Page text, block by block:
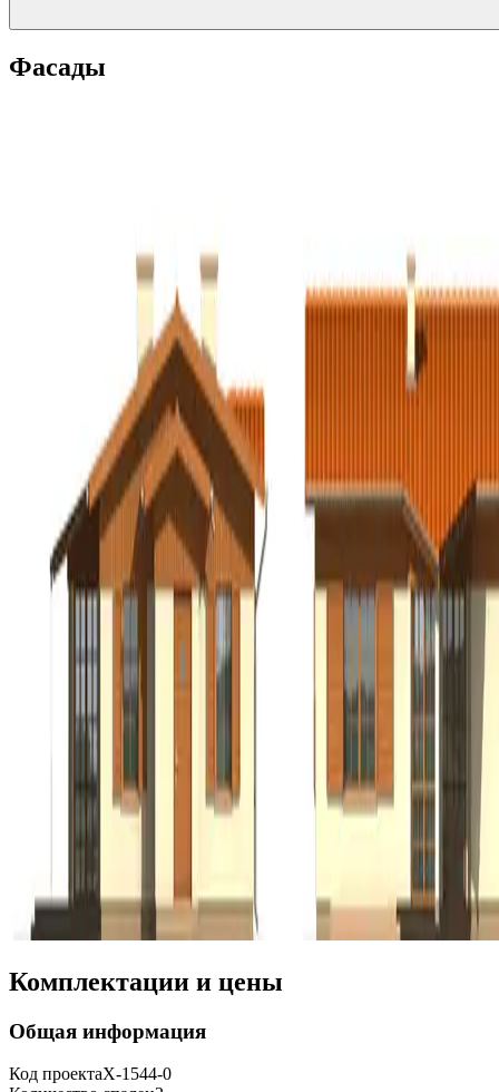
Фасады
Комплектации и цены
Общая информация
Код проектаX-1544-0